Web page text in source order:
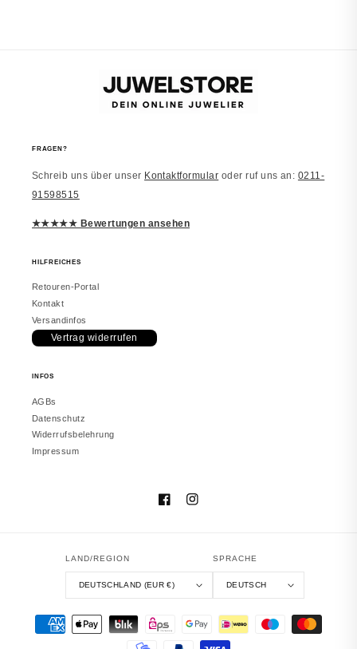
Richtig schön
Macht einen edlen Eindruck. Trage es
vor 2 Monaten
Vanessa
JUWELSTORE
Perfekt
War schön verpackt. Hat meine
Erwartungen erfüllt. Würde erneut
FRAGEN?
Schreib uns über unser Kontaktformular oder ruf uns an: 0211-
91598515
★★★★★ Bewertungen ansehen
HILFREICHES
Retouren-Portal
Kontakt
Versandinfos
Vertrag widerrufen
INFOS
AGBs
Datenschutz
Widerrufsbelehrung
Impressum
FacebookInstagram
LAND/REGION
DEUTSCHLAND (EUR €)
SPRACHE
DEUTSCH
Zahlungsmethoden